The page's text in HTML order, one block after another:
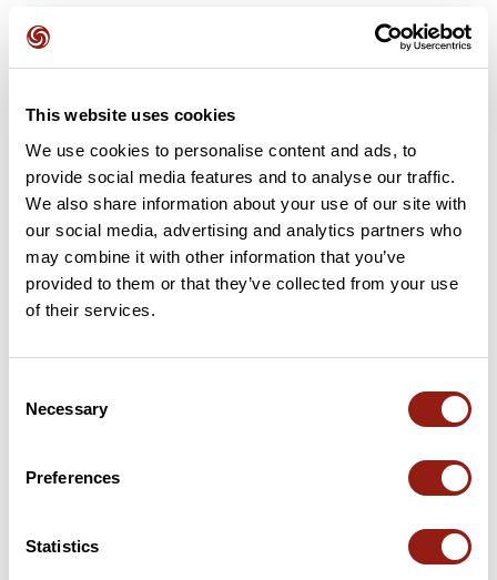
This website uses cookies
We use cookies to personalise content and ads, to
provide social media features and to analyse our traffic.
We also share information about your use of our site with
our social media, advertising and analytics partners who
may combine it with other information that you’ve
provided to them or that they’ve collected from your use
of their services.
Selection
Necessary
Preferences
Statistics
Soyez le premier à ajouter un avis !
Cols le long du parcours
35 km
Résumé
Ce parcours emprunte uniquement des routes. Il présente une
ascension cumulée de plus de 410m. Prévoyez environ 2 heures